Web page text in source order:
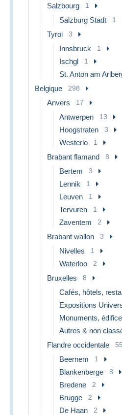
Salzbourg 1
Salzburg Stadt 1
Tyrol 3
Innsbruck 1
Ischgl 1
St. Anton am
Belgique 298
Anvers 17
Antwerpen 13
Hoogstraten 3
Westerlo 1
Brabant flamand 8
Bertem 3
Lennik 1
Leuven 1
Tervuren 1
Zaventem 2
Brabant wallon 3
Nivelles 1
Waterloo 2
Bruxelles 8
Cafés, hôtels,
Expositions
Monuments,
Autres & non
Flandre occidentale 55
Beernem 1
Blankenberge 8
Bredene 2
Brugge 2
De Haan 2